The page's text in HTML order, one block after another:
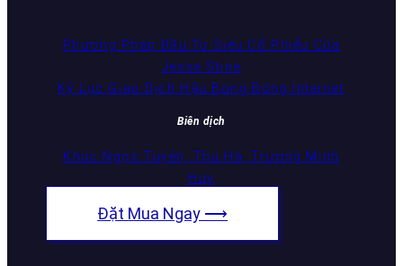
Phương Pháp Đầu Tư Siêu Cổ Phiếu Của
Jesse Stine
Kỷ Lục Giao Dịch Hậu Bong Bóng Internet
Biên dịch
Khúc Ngọc Tuyên, Thu Hà, Trương Minh
Huy
Đặt Mua Ngay ⟶